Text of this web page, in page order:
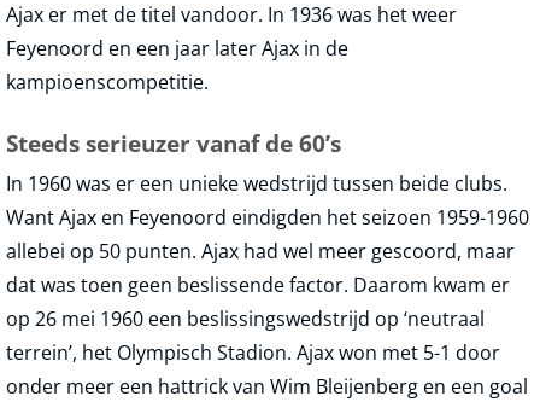
Ajax er met de titel vandoor. In 1936 was het weer
Feyenoord en een jaar later Ajax in de
kampioenscompetitie.
Steeds serieuzer vanaf de 60’s
In 1960 was er een unieke wedstrijd tussen beide clubs.
Want Ajax en Feyenoord eindigden het seizoen 1959-1960
allebei op 50 punten. Ajax had wel meer gescoord, maar
dat was toen geen beslissende factor. Daarom kwam er
op 26 mei 1960 een beslissingswedstrijd op ‘neutraal
terrein’, het Olympisch Stadion. Ajax won met 5-1 door
onder meer een hattrick van Wim Bleijenberg en een goal